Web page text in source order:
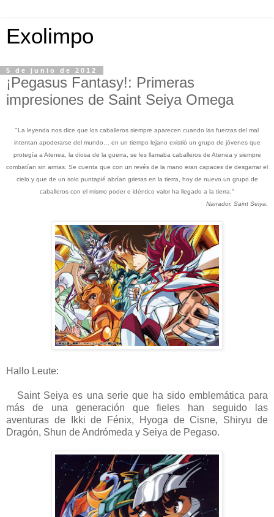
Exolimpo
5 de junio de 2012
¡Pegasus Fantasy!: Primeras
impresiones de Saint Seiya Omega
"La leyenda nos dice que los caballeros siempre aparecen cuando las fuerzas del mal
intentan apoderarse del mundo… en un tiempo lejano existió un grupo de jóvenes que
protegía a Atenea, la diosa de la guerra, se les llamaba caballeros de Atenea y siempre
combatían sin armas. Se cuenta que con un revés de la mano eran capaces de desgarrar el
cielo y que de un solo puntapié abrían grietas en la tierra, hoy de nuevo un grupo de
caballeros con el mismo poder e idéntico valor ha llegado a la tierra."
Narrador, Saint Seiya.
Hallo Leute:
Saint Seiya es una serie que ha sido emblemática para
más de una generación que fieles han seguido las
aventuras de Ikki de Fénix, Hyoga de Cisne, Shiryu de
Dragón, Shun de Andrómeda y Seiya de Pegaso.